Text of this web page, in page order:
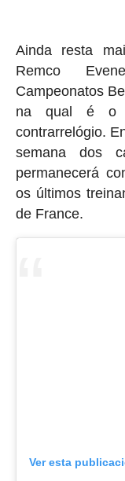
Ainda resta
Remco
Campeonatos
na qual é o
contrarrelógio.
semana dos
permanecerá
os últimos
de France.
Ver esta